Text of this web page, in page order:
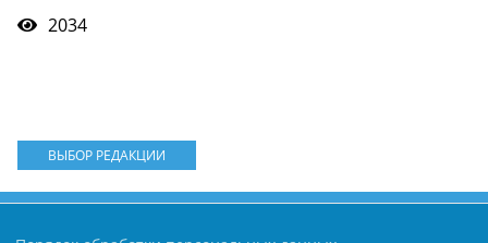
2034
ВЫБОР РЕДАКЦИИ